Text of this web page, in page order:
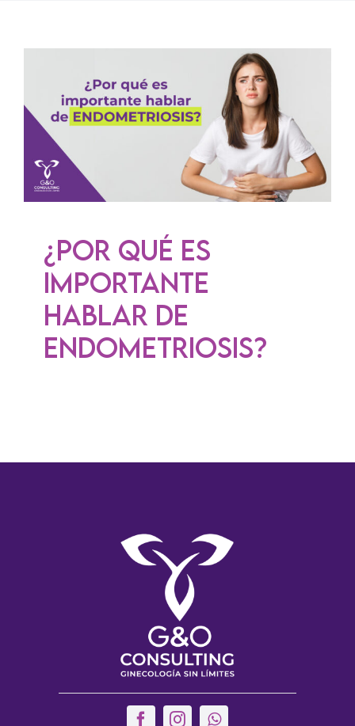
¿Por qué es
importante hablar
de endometriosis?
Enfermedades Psicología Salud General
Salud
Sexual
¿Por qué es
importante
hablar de
endometriosis?